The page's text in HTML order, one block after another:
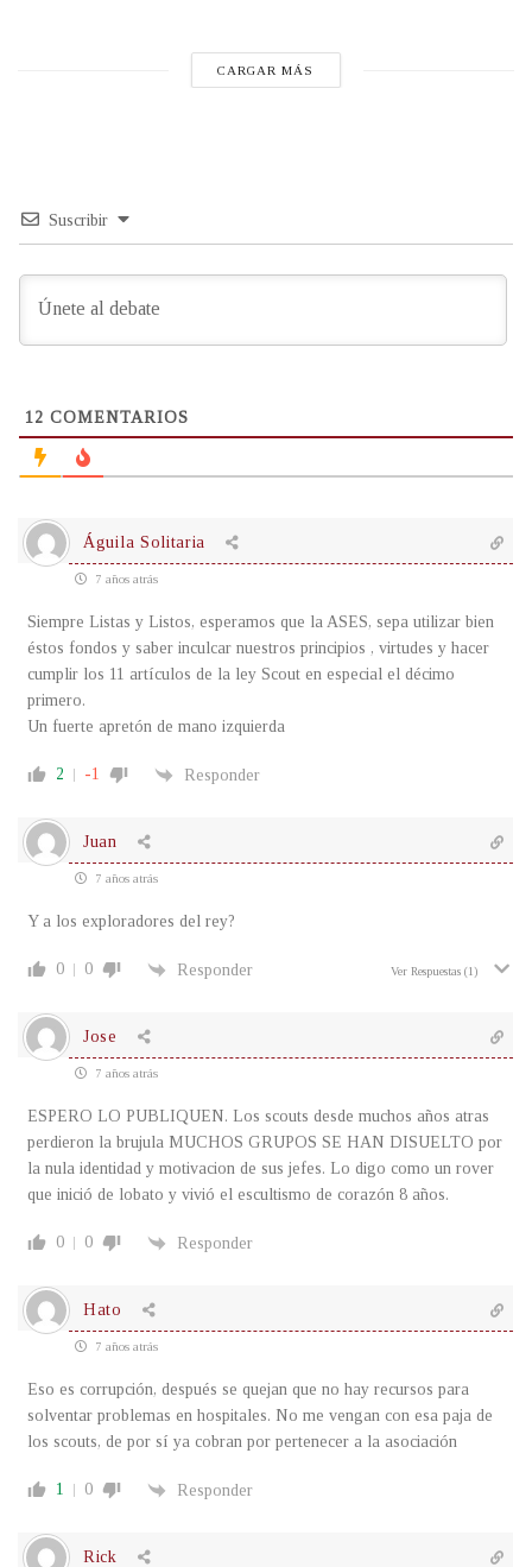
CARGAR MÁS
Suscribir
12 COMENTARIOS
Águila Solitaria
7 años atrás
Siempre Listas y Listos, esperamos que la ASES, sepa utilizar bien
éstos fondos y saber inculcar nuestros principios , virtudes y hacer
cumplir los 11 artículos de la ley Scout en especial el décimo
primero.
Un fuerte apretón de mano izquierda
2 -1 Responder
Juan
7 años atrás
Y a los exploradores del rey?
0 0 Responder Ver Respuestas (1)
Jose
7 años atrás
ESPERO LO PUBLIQUEN. Los scouts desde muchos años atras
perdieron la brujula MUCHOS GRUPOS SE HAN DISUELTO por
la nula identidad y motivacion de sus jefes. Lo digo como un rover
que inició de lobato y vivió el escultismo de corazón 8 años.
0 0 Responder
Hato
7 años atrás
Eso es corrupción, después se quejan que no hay recursos para
solventar problemas en hospitales. No me vengan con esa paja de
los scouts, de por sí ya cobran por pertenecer a la asociación
1 0 Responder
Rick